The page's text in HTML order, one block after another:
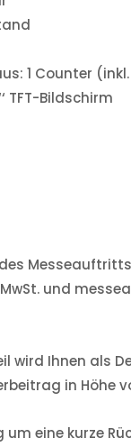
1 Counter
TFT-Bildschirm
und
wird Ihnen als
in Höhe
um eine kurze